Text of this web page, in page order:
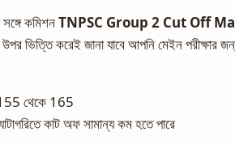
সঙ্গে কমিশনTNPSC Group 2 Cut Off
ভিত্তি করেই জানা যাবে আপনি মেইন পরীক্ষার
155 থেকে 165
কাট অফ সামান্য কম হতে পারে